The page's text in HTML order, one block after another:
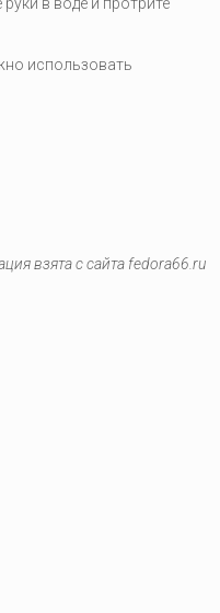
использовать
взята с сайта fedora66.ru